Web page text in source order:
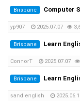
Brisbane Computer
yp907 2025.07.07
Brisbane Learn English
ConnorT 2025.07.07
Brisbane Learn
sandlenglish